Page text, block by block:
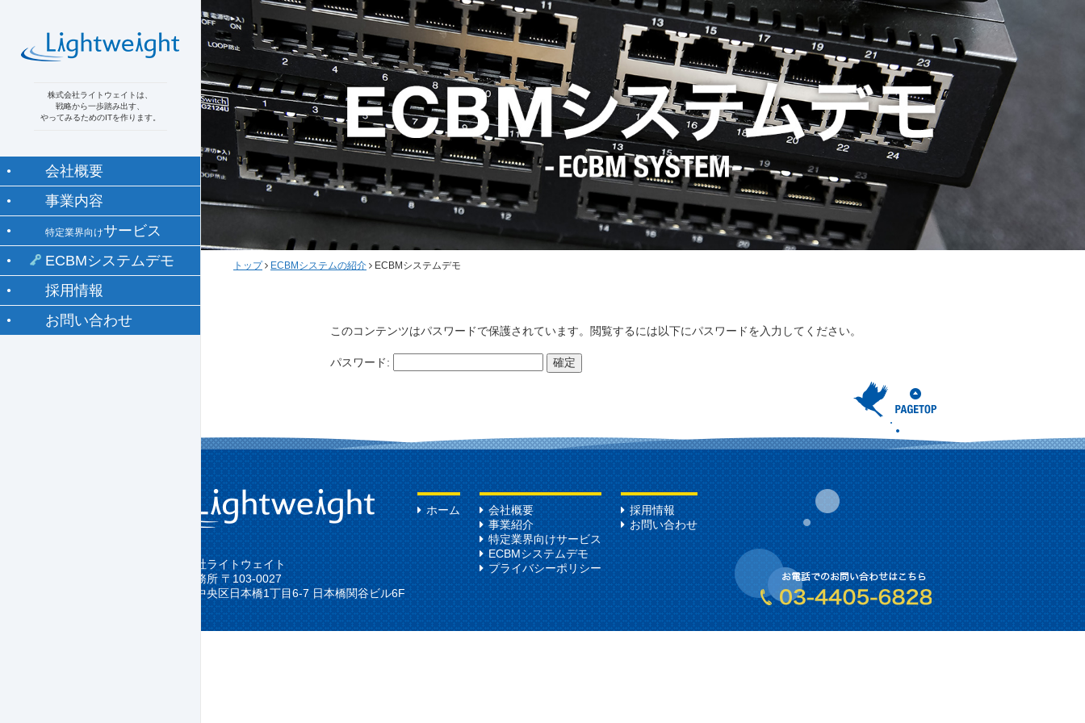
株式会社ライトウェイトは、
戦略から一歩踏み出す、
やってみるためのITを作ります。
会社概要
事業内容
特定業界向けサービス
ECBMシステムデモ
採用情報
お問い合わせ
トップ ECBMシステムの紹介 ECBMシステムデモ
このコンテンツはパスワードで保護されています。閲覧するには以下にパスワードを入力してください。
パスワード:
株式会社ライトウェイト
東京事務所 〒103-0027
東京都中央区日本橋1丁目6-7 日本橋関谷ビル6F
ホーム
会社概要
事業紹介
特定業界向けサービス
ECBMシステムデモ
プライバシーポリシー
採用情報
お問い合わせ